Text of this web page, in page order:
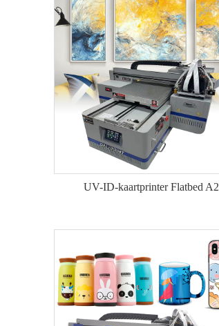
UV-ID-kaartprinter Flatbed A2